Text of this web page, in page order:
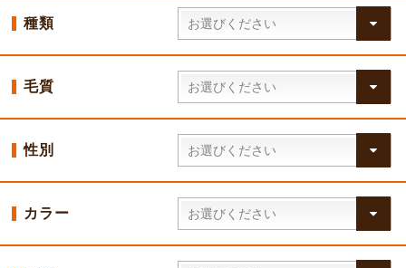
種類
毛質
性別
カラー